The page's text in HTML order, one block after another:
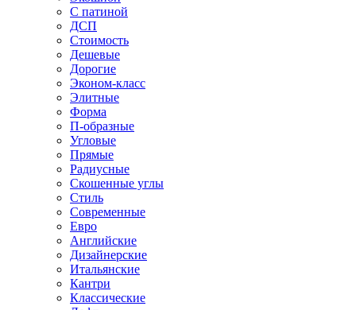
С патиной
ДСП
Стоимость
Дешевые
Дорогие
Эконом-класс
Элитные
Форма
П-образные
Угловые
Прямые
Радиусные
Скошенные углы
Стиль
Современные
Евро
Английские
Дизайнерские
Итальянские
Кантри
Классические